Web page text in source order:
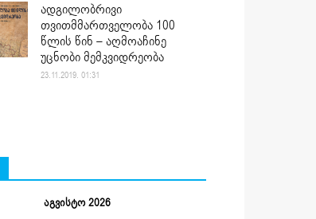
ადგილობრივი
თვითმმართველობა 100
წლის წინ – აღმოაჩინე
უცნობი მემკვიდრეობა
23.11.2019. 01:31
აგვისტო 2026